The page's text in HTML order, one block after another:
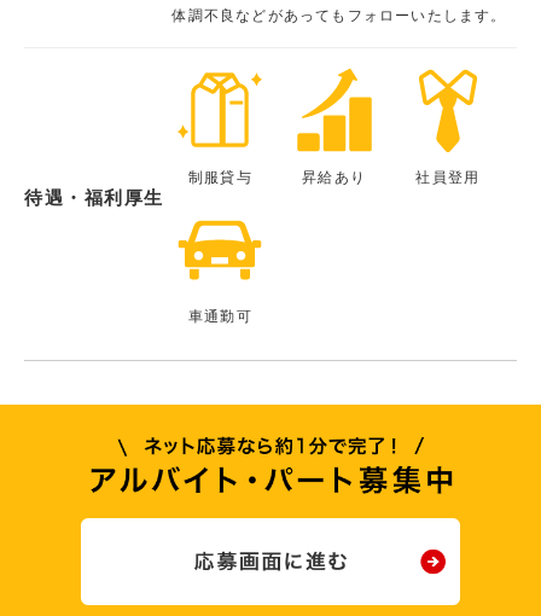
体調不良などがあってもフォローいたします。
待遇・福利厚生
制服貸与 昇給あり 社員登用
車通勤可